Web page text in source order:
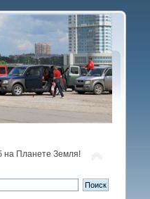
на Планете Земля!